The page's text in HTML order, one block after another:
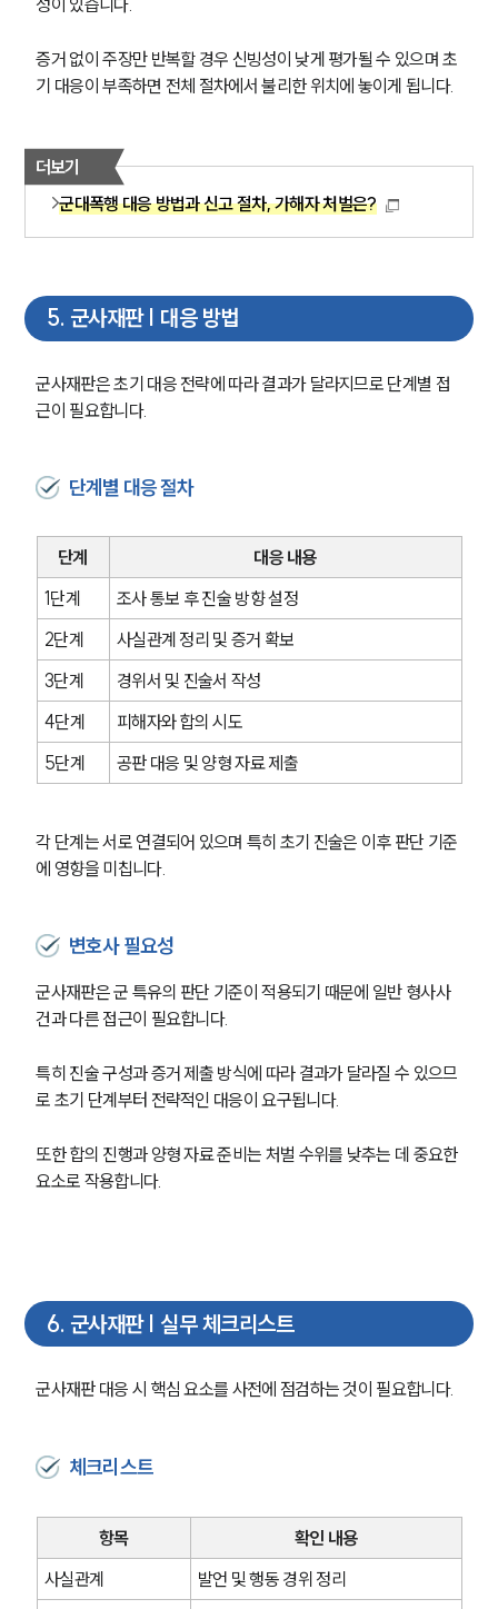
그룹소개
대륜의 강점
오시는 길
고객의 소리
통합검색
주요 업무사례
사례분석/최신동향
법률정보
고객후기
국방군사그룹 업무
증거 없이 주장만 반복할 경우 신빙성이 낮게 평가될 수 있으며 초
기 대응이 부족하면 전체 절차에서 불리한 위치에 놓이게 됩니다.
더보기
군대폭행 대응 방법과 신고 절차, 가해자 처벌은?
5. 군사재판 | 대응 방법
군사재판은 초기 대응 전략에 따라 결과가 달라지므로 단계별 접
근이 필요합니다.
단계별 대응 절차
단계
대응 내용
1단계
조사 통보 후 진술 방향 설정
2단계
사실관계 정리 및 증거 확보
3단계
경위서 및 진술서 작성
4단계
피해자와 합의 시도
5단계
공판 대응 및 양형 자료 제출
각 단계는 서로 연결되어 있으며 특히 초기 진술은 이후 판단 기준
에 영향을 미칩니다.
변호사 필요성
군사재판은 군 특유의 판단 기준이 적용되기 때문에 일반 형사사
건과 다른 접근이 필요합니다.
특히 진술 구성과 증거 제출 방식에 따라 결과가 달라질 수 있으므
로 초기 단계부터 전략적인 대응이 요구됩니다.
또한 합의 진행과 양형 자료 준비는 처벌 수위를 낮추는 데 중요한
요소로 작용합니다.
6. 군사재판 | 실무 체크리스트
군사재판 대응 시 핵심 요소를 사전에 점검하는 것이 필요합니다.
체크리스트
항목
확인 내용
사실관계
발언 및 행동 경위 정리